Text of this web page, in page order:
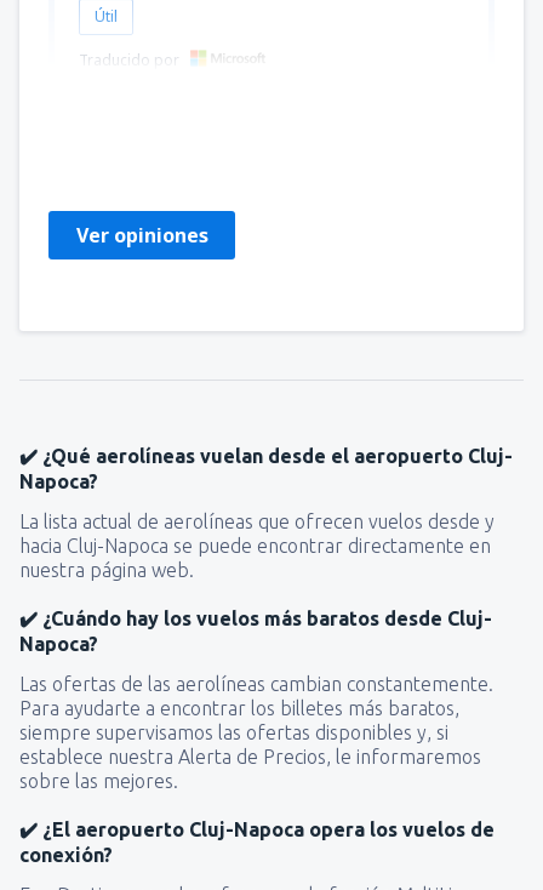
Útil
Traducido por
Ver opiniones
✔️ ¿Qué aerolíneas vuelan desde el aeropuerto Cluj-
Napoca?
La lista actual de aerolíneas que ofrecen vuelos desde y
hacia Cluj-Napoca se puede encontrar directamente en
nuestra página web.
✔️ ¿Cuándo hay los vuelos más baratos desde Cluj-
Napoca?
Las ofertas de las aerolíneas cambian constantemente.
Para ayudarte a encontrar los billetes más baratos,
siempre supervisamos las ofertas disponibles y, si
establece nuestra Alerta de Precios, le informaremos
sobre las mejores.
✔️ ¿El aeropuerto Cluj-Napoca opera los vuelos de
conexión?